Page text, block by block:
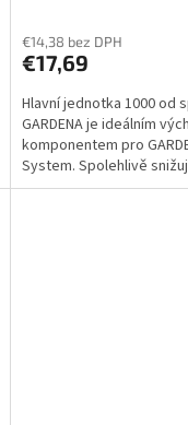
€14,38 bez DPH
€17,69
Hlavní jednotka 1000 od
GARDENA je ideálním
komponentem pro
System. Spolehlivě
vycházející z potrubí na